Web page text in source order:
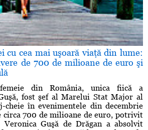
cu cea mai uşoară viaţă din lume:
de 700 de milioane de euro şi
din România, unica fiică a
fost şef al Marelui Stat Major al
cheie în evenimentele din decembrie
circa 700 de milioane de euro, potrivit
Guşă de Drăgan a absolvit